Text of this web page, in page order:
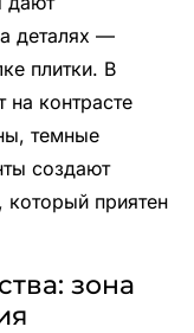
деталях —
плитки. В
на контрасте
темные
создают
который приятен
зона